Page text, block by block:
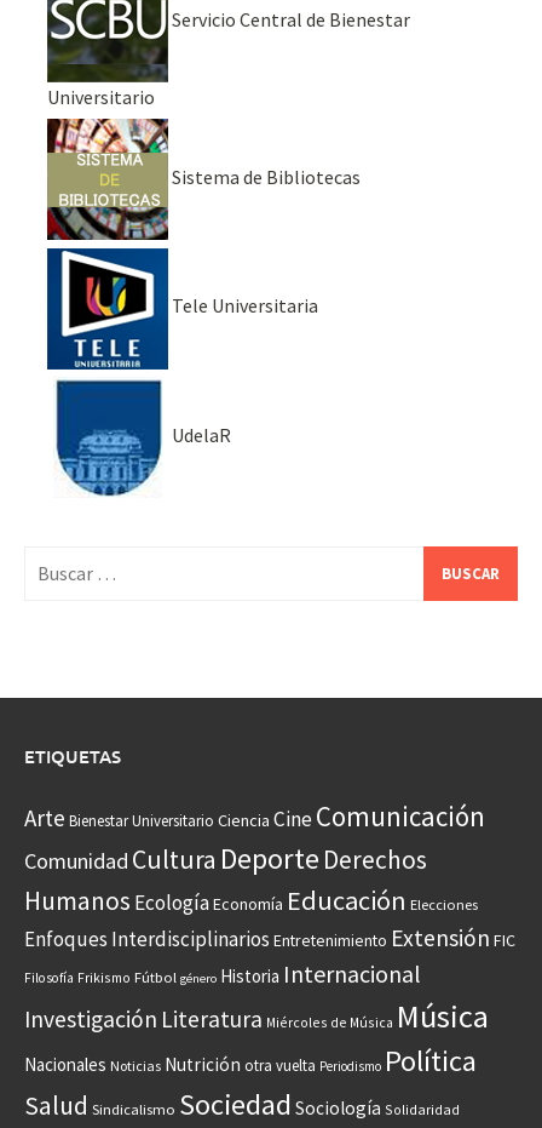
Servicio Central de Bienestar
Universitario
Sistema de Bibliotecas
Tele Universitaria
UdelaR
ETIQUETAS
Arte Bienestar Universitario Ciencia CineComunicación
Comunidad Cultura Deporte Derechos
Humanos EcologíaEconomía Educación Elecciones
Enfoques Interdisciplinarios Entretenimiento Extensión FIC
Filosofía Frikismo Fútbol género Historia Internacional
Investigación Literatura Miércoles de Música Música
Nacionales Noticias Nutrición otra vuelta Periodismo Política
Salud Sindicalismo Sociedad Sociología Solidaridad